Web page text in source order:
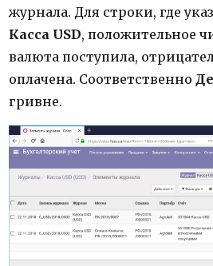
журнала. Для строки, где
Касса USD, положительное
валюта поступила,
оплачена. Соответственно
гривне.